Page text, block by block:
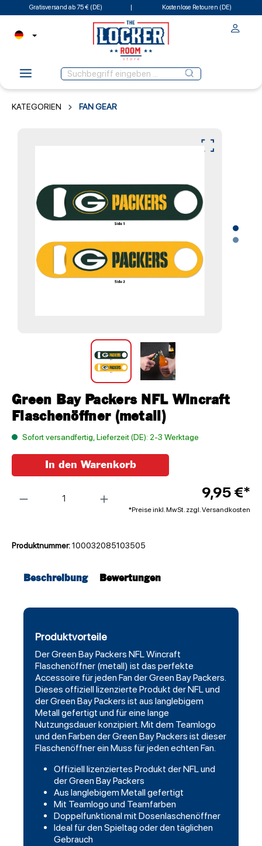
Gratisversand ab 75 € (DE) Kostenlose Retouren (DE)
KATEGORIEN FAN GEAR
Green Bay Packers NFL Wincraft
Flaschenöffner (metall)
Sofort versandfertig, Lieferzeit (DE): 2-3 Werktage
9,95 €*
*Preise inkl. MwSt. zzgl. Versandkosten
In den Warenkorb
Produktnummer:100032085103505
Beschreibung Bewertungen
Produktvorteile
DerGreen Bay Packers NFLWincraft
Flaschenöffner (metall) ist das perfekte
Accessoire für jeden Fan der Green Bay Packers.
Dieses offiziell lizenzierte Produkt der NFL und
der Green Bay Packers ist aus langlebigem
Metall gefertigt und für eine lange
Nutzungsdauer konzipiert. Mit dem Teamlogo
und den Farben der Green Bay Packers ist dieser
Flaschenöffner ein Muss für jeden echten Fan.
Offiziell lizenziertes Produkt der NFL und
der Green Bay Packers
Aus langlebigem Metall gefertigt
Mit Teamlogo und Teamfarben
Doppelfunktional mit Dosenlaschenöffner
Ideal für den Spieltag oder den täglichen
Gebrauch